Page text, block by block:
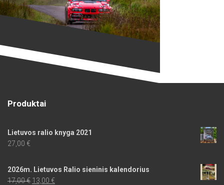
Produktai
Lietuvos ralio knyga 2021
27,00 €
2026m. Lietuvos Ralio sieninis kalendorius
17,00€ Original
13,00 €Current